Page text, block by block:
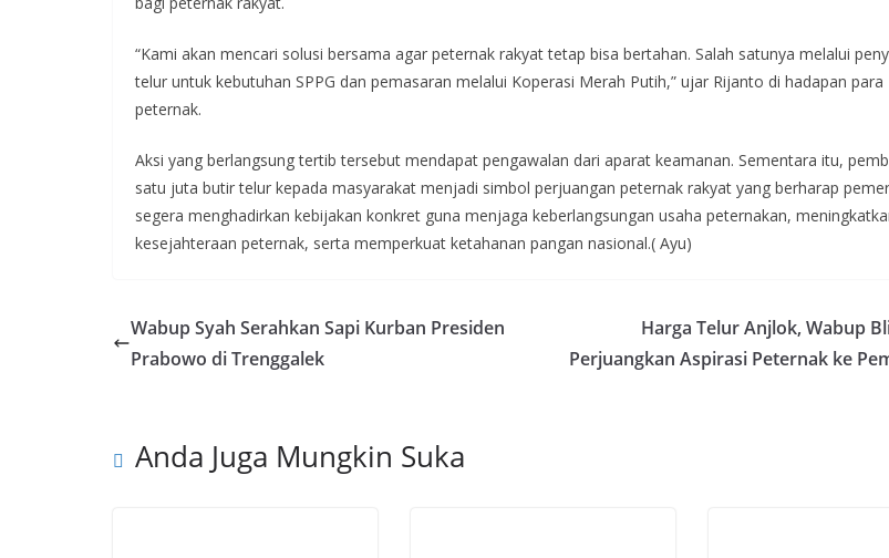
“Kami akan mencari solusi bersama agar peternak rakyat tetap bisa bertahan. Salah satunya melalui
telur untuk kebutuhan SPPG dan pemasaran melalui Koperasi Merah Putih,” ujar Rijanto di hadapan para
peternak.
Aksi yang berlangsung tertib tersebut mendapat pengawalan dari aparat keamanan. Sementara itu,
satu juta butir telur kepada masyarakat menjadi simbol perjuangan peternak rakyat yang berharap
segera menghadirkan kebijakan konkret guna menjaga keberlangsungan usaha peternakan,
kesejahteraan peternak, serta memperkuat ketahanan pangan nasional.( Ayu)
Wabup Syah Serahkan Sapi Kurban Presiden
Prabowo di Trenggalek
Harga Telur Anjlok, Wabup
Perjuangkan Aspirasi Peternak ke
Anda Juga Mungkin Suka